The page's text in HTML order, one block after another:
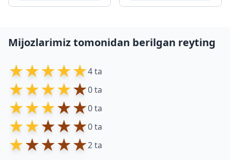
Mijozlarimiz tomonidan berilgan reyting
★★★★★4 ta
★★★★★0 ta
★★★★★0 ta
★★★★★0 ta
★★★★★2 ta